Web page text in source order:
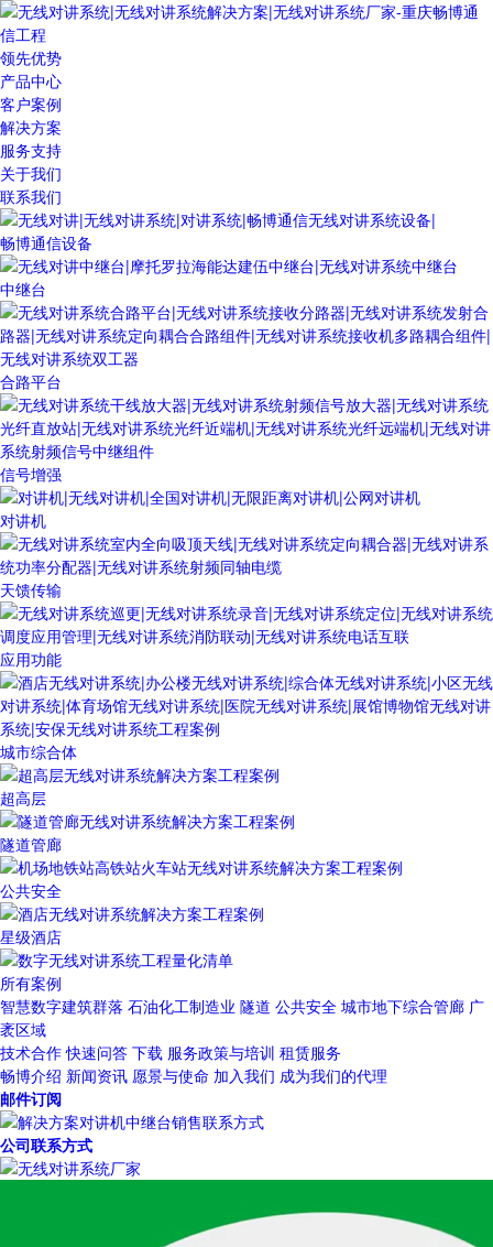
领先优势
产品中心
客户案例
解决方案
服务支持
关于我们
联系我们
畅博通信设备
中继台
合路平台
信号增强
对讲机
天馈传输
应用功能
城市综合体
超高层
隧道管廊
公共安全
星级酒店
所有案例
智慧数字建筑群落 石油化工制造业 隧道 公共安全 城市地下综合管廊 广
袤区域
技术合作 快速问答 下载 服务政策与培训 租赁服务
畅博介绍 新闻资讯 愿景与使命 加入我们 成为我们的代理
邮件订阅
公司联系方式